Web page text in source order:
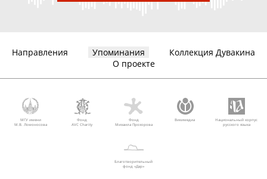
Направления Упоминания
Коллекция Дувакина
О проекте
МГУ имени
М.В. Ломоносова
Фонд
AVC Charity
Фонд
Михаила Прохорова
Викимедиа
Национальный корпус
русского языка
Благотворительный
фонд «Дар»